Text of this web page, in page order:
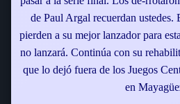
de Paul Argal recuerdan
pierden a su mejor lanzador para
no lanzará. Continúa con su
que lo dejó fuera de los Juegos
en